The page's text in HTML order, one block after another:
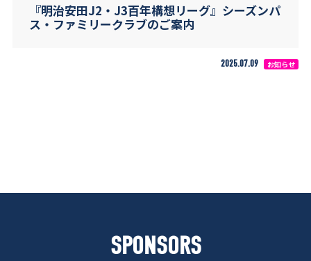
『明治安田J2・J3百年構想リーグ』シーズンパ
ス・ファミリークラブのご案内
2025.07.09 お知らせ
SPONSORS